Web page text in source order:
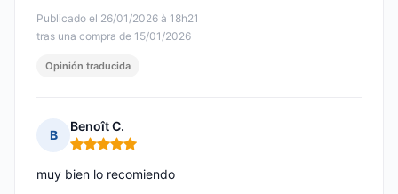
Publicado el 26/01/2026 à 18h21
tras una compra de 15/01/2026
Opinión traducida
B
Benoît C.
Nota: 5 de 5
muy bien lo recomiendo